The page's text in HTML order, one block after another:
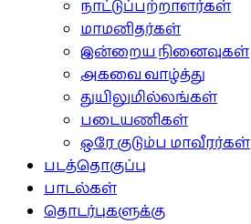
நாட்டுப்பற்றாளர்கள்
மாமனிதர்கள்
இன்றைய நினைவுகள்
அகவை வாழ்த்து
துயிலுமில்லங்கள்
படையணிகள்
ஒரே குடும்ப மாவீரர்கள்
படத்தொகுப்பு
பாடல்கள்
தொடர்புகளுக்கு